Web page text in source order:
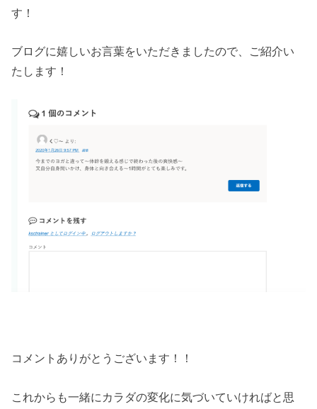
す！
ブログに嬉しいお言葉をいただきましたので、ご紹介い
たします！
コメントありがとうございます！！
これからも一緒にカラダの変化に気づいていければと思